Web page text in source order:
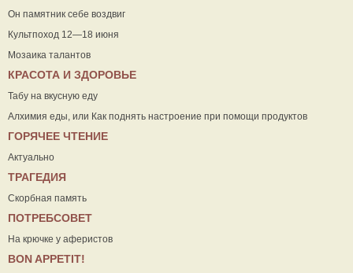
Он памятник себе воздвиг
Культпоход 12—18 июня
Мозаика талантов
КРАСОТА И ЗДОРОВЬЕ
Табу на вкусную еду
Алхимия еды, или Как поднять настроение при помощи продуктов
ГОРЯЧЕЕ ЧТЕНИЕ
Актуально
ТРАГЕДИЯ
Скорбная память
ПОТРЕБСОВЕТ
На крючке у аферистов
ВON APPETIT!